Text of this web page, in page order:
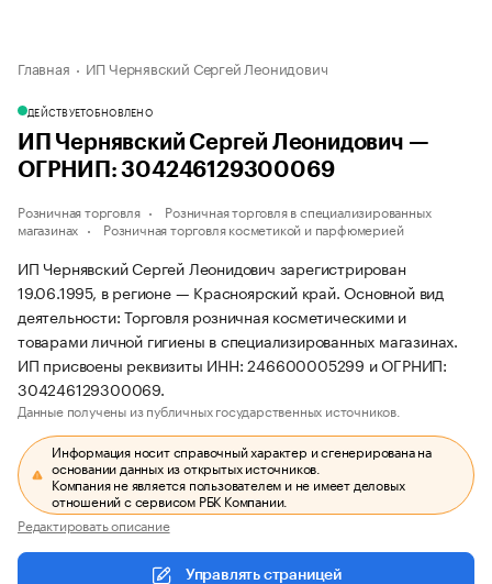
Главная ИП Чернявский Сергей Леонидович
ДЕЙСТВУЕТОБНОВЛЕНО
ИП Чернявский Сергей Леонидович —
ОГРНИП: 304246129300069
Розничная торговля
Розничная торговля в специализированных
магазинах
Розничная торговля косметикой и парфюмерией
ИП Чернявский Сергей Леонидович зарегистрирован
19.06.1995, в регионе — Красноярский край. Основной вид
деятельности: Торговля розничная косметическими и
товарами личной гигиены в специализированных магазинах.
ИП присвоены реквизиты ИНН: 246600005299 и ОГРНИП:
304246129300069.
Данные получены из публичных государственных источников.
Информация носит справочный характер и сгенерирована на
основании данных из открытых источников.
Компания не является пользователем и не имеет деловых
отношений с сервисом РБК Компании.
Редактировать описание
Управлять страницей